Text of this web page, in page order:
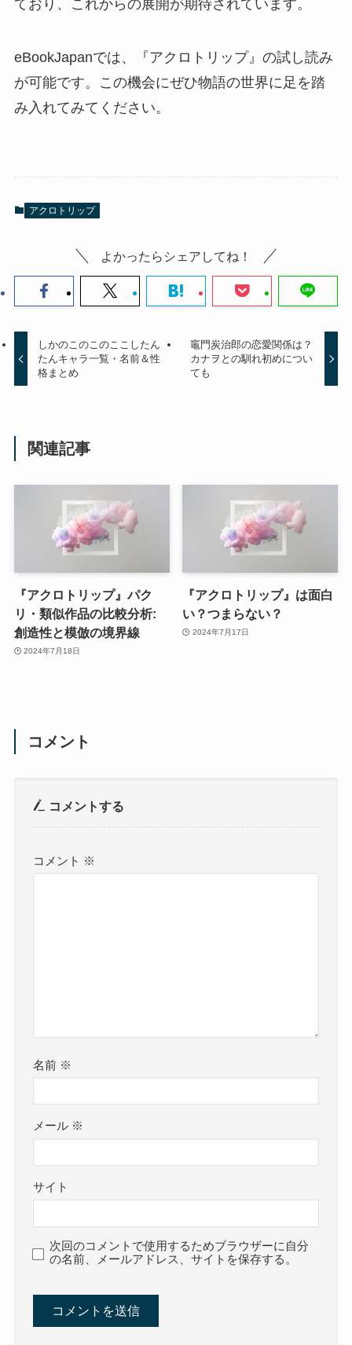
ており、これからの展開が期待されています。
eBookJapanでは、『アクロトリップ』の試し読み
が可能です。この機会にぜひ物語の世界に足を踏
み入れてみてください。
アクロトリップ
よかったらシェアしてね！
しかのこのこのここしたん
たんキャラ一覧・名前＆性
格まとめ
竈門炭治郎の恋愛関係は？
カナヲとの馴れ初めについ
ても
関連記事
『アクロトリップ』パク
リ・類似作品の比較分析:
創造性と模倣の境界線
2024年7月18日
『アクロトリップ』は面白
い？つまらない？
2024年7月17日
コメント
コメントする
コメント ※
名前 ※
メール ※
サイト
次回のコメントで使用するためブラウザーに自分
の名前、メールアドレス、サイトを保存する。